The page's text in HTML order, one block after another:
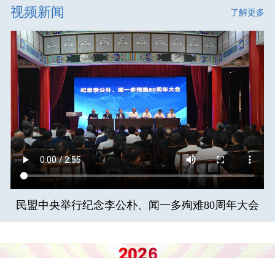
视频新闻 了解更多
民盟中央举行纪念李公朴、闻一多殉难80周年大会